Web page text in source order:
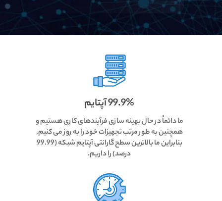
99.9% آپتایم
ما دائماً در حال بهینه سازی فرآیندهای کاری هستیم و
همچنین به طور مرتب تجهیزات خود را به روز می کنیم.
بنابراین ما بالاترین سطح گارانتی آپتایم شبکه (99.99
درصد) را داریم.